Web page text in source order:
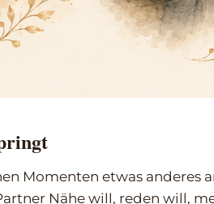
Momenten etwas anderes
Nähe will, reden will,